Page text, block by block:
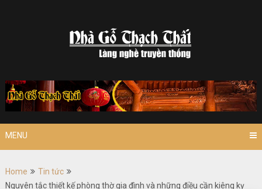
MENU
Home
Tin tức
Nguyên tắc thiết kế phòng thờ gia đình và những điều cần kiêng kỵ